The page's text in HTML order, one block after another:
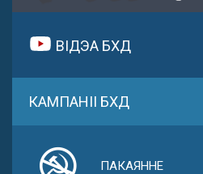
ВІДЭА БХД
КАМПАНІІ БХД
ПАКАЯННЕ